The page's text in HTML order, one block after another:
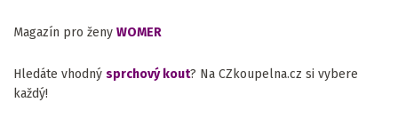
Magazín pro ženy WOMER
Hledáte vhodný sprchový kout? Na CZkoupelna.cz si vybere
každý!